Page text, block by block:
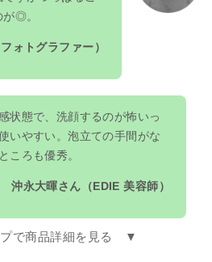
が◎。
ォトグラファー）
状態で、洗顔するのが怖いっ
いやすい。泡立ての手間がな
ころも優秀。
沖永大暉さん（EDIE 美容師）
で商品詳細を見る ▼